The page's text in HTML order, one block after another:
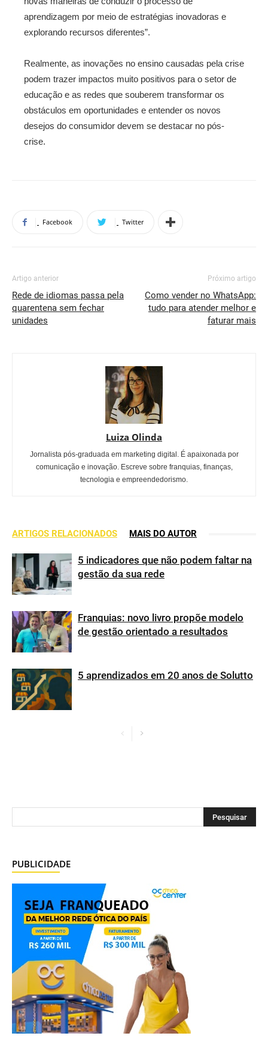
aprendizagem por meio de estratégias inovadoras e
explorando recursos diferentes”.
Realmente, as inovações no ensino causadas pela crise
podem trazer impactos muito positivos para o setor de
educação e as redes que souberem transformar os
obstáculos em oportunidades e entender os novos
desejos do consumidor devem se destacar no pós-
crise.
Facebook Twitter
Artigo anterior
Rede de idiomas passa pela
quarentena sem fechar
unidades
Próximo artigo
Como vender no WhatsApp:
tudo para atender melhor e
faturar mais
Luiza Olinda
Jornalista pós-graduada em marketing digital. É apaixonada por
comunicação e inovação. Escreve sobre franquias, finanças,
tecnologia e empreendedorismo.
ARTIGOS RELACIONADOS MAIS DO AUTOR
5 indicadores que não podem faltar na
gestão da sua rede
Franquias: novo livro propõe modelo
de gestão orientado a resultados
5 aprendizados em 20 anos de Solutto
PUBLICIDADE